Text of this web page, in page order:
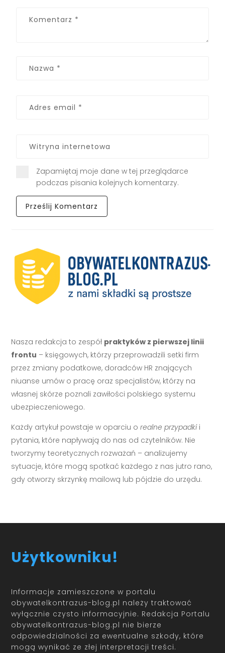
Zapamiętaj moje dane w tej przeglądarce
podczas pisania kolejnych komentarzy.
Nasza redakcja to zespół praktyków z pierwszej linii
frontu – księgowych, którzy przeprowadzili setki firm
przez zmiany podatkowe, doradców HR znających
niuanse umów o pracę oraz specjalistów, którzy na
własnej skórze poznali zawiłości polskiego systemu
ubezpieczeniowego.
Każdy artykuł powstaje w oparciu orealne przypadkii
pytania, które napływają do nas od czytelników. Nie
tworzymy teoretycznych rozważań – analizujemy
sytuacje, które mogą spotkać każdego z nas jutro rano,
gdy otworzy skrzynkę mailową lub pójdzie do urzędu.
Użytkowniku!
Informacje zamieszczone w portalu
obywatelkontrazus-blog.pl należy traktować
wyłącznie czysto informacyjnie. Redakcja Portalu
obywatelkontrazus-blog.pl nie bierze
odpowiedzialności za ewentualne szkody, które
mogą wynikać ze złej interpretacji treści.